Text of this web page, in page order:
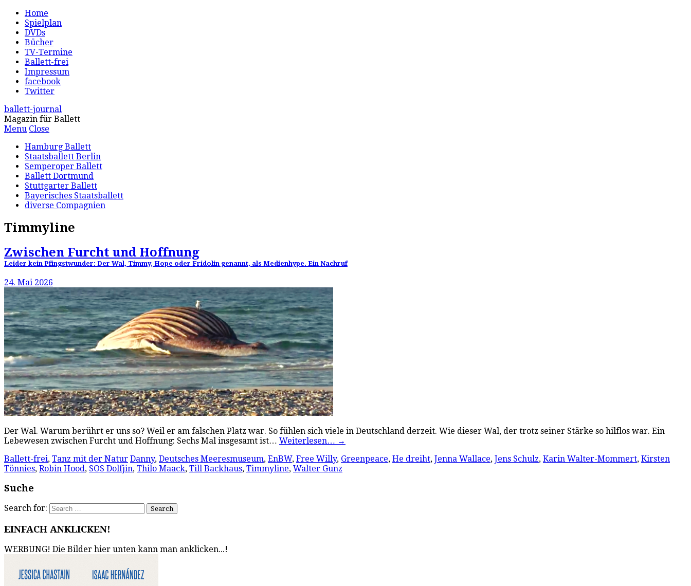
Home
Spielplan
DVDs
Bücher
TV-Termine
Ballett-frei
Impressum
facebook
Twitter
ballett-journal
Magazin für Ballett
Menu Close
Hamburg Ballett
Staatsballett Berlin
Semperoper Ballett
Ballett Dortmund
Stuttgarter Ballett
Bayerisches Staatsballett
diverse Compagnien
Timmyline
Zwischen Furcht und Hoffnung
Leider kein Pfingstwunder: Der Wal, Timmy, Hope oder Fridolin genannt, als Medienhype. Ein Nachruf
24. Mai 2026
Der Wal. Warum berührt er uns so? Weil er am falschen Platz war. So fühlen sich viele in Deutschland derzeit. Wie dieser Wal, der trotz seiner Stärke so hilflos war. Ein
Lebewesen zwischen Furcht und Hoffnung: Sechs Mal insgesamt ist… Weiterlesen… →
Ballett-frei, Tanz mit der Natur Danny, Deutsches Meeresmuseum, EnBW, Free Willy, Greenpeace, He dreiht, Jenna Wallace, Jens Schulz, Karin Walter-Mommert, Kirsten
Tönnies, Robin Hood, SOS Dolfjin, Thilo Maack, Till Backhaus, Timmyline, Walter Gunz
Suche
Search for:
EINFACH ANKLICKEN!
WERBUNG! Die Bilder hier unten kann man anklicken...!